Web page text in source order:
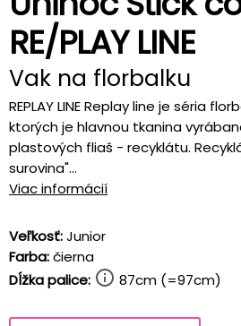
RE/PLAY LINE
Vak na florbalku
REPLAY LINE Replay line je séria
ktorých je hlavnou tkanina
plastových fliaš - recyklátu.
surovina"...
Viac informácií
Veľkosť:Junior
Farba:čierna
Dĺžka palice:
87cm (=97cm)